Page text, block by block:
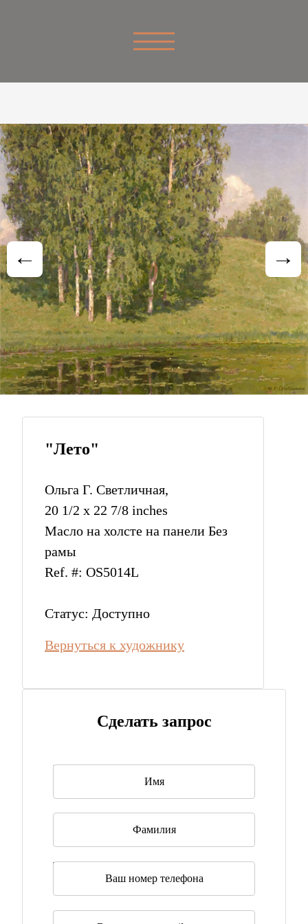
"Лето"
Ольга Г. Светличная,
20 1/2 x 22 7/8 inches
Масло на холсте на панели Без
рамы
Ref. #: OS5014L
Статус: Доступно
Вернуться к художнику
Сделать запрос
Имя*
Фамилия
Телефон
Эл. почта*